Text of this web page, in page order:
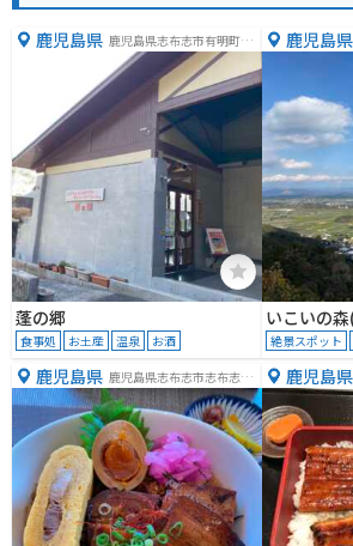
鹿児島県 鹿児島県志布志市有明町蓬
原３５１−３
蓬の郷
食事処 お土産 温泉 お酒
鹿児島県
いこいの
絶景スポット
鹿児島県 鹿児島県志布志市志布志町
安楽４６２３−５
鹿児島県